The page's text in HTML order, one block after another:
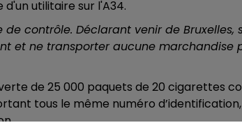
7h00 - 11h00
BEST OF
utilitaire sur l'A34.
contrôle. Déclarant venir de Bruxelles,
et ne transporter aucune marchandise
de 25 000 paquets de 20 cigarettes
tous le même numéro